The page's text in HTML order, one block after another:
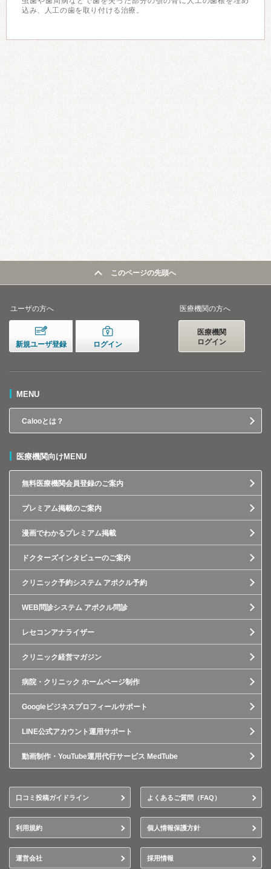
込み、人工の歯を取り付ける治療。
このページの先頭へ
ユーザの方へ
新規ユーザ登録 ログイン
医療機関の方へ
医療機関
ログイン
MENU
Calooとは？
医療機関向けMENU
無料医療機関会員登録のご案内
プレミアム掲載のご案内
漫画でわかるプレミアム掲載
ドクターズインタビューのご案内
クリニック予約システム アポクル予約
WEB問診システム アポクル問診
レセコンアナライザー
クリニック経営マガジン
病院・クリニック ホームページ制作
Googleビジネスプロフィールサポート
LINE公式アカウント運用サポート
動画制作・YouTube運用代行サービス MedTube
口コミ投稿ガイドライン よくあるご質問（FAQ）
利用規約 個人情報保護方針
運営会社 採用情報